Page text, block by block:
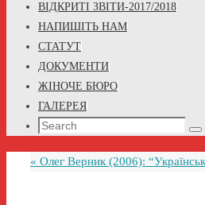
content
ВІДКРИТІ ЗВІТИ-2017/2018
НАПИШІТЬ НАМ
СТАТУТ
ДОКУМЕНТИ
ЖІНОЧЕ БЮРО
ГАЛЕРЕЯ
Search
« Олег Верник (2006):